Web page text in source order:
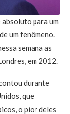
absoluto para um
um fenômeno.
semana as
em 2012.
durante
que
o pior deles